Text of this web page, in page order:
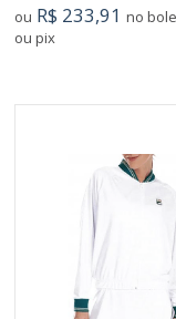
ou R$ 233,91 no boleto
ou pix